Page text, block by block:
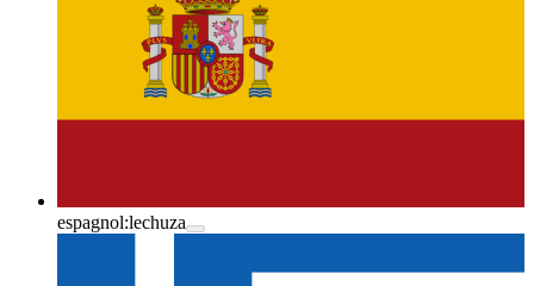
espagnol:lechuza